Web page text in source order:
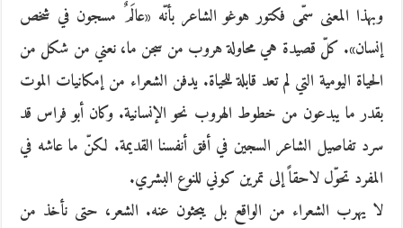
وبهذا المعنى سمّى فكتور هوغو الشاعر بأنّه «عالَمٌ مسجون في شخص
إنسان». كلّ قصيدة هي محاولة هروب من سجن ما، نعني من شكل من
الحياة اليومية التي لم تعد قابلة للحياة. يدفن الشعراء من إمكانيات الموت
بقدر ما يبدعون من خطوط الهروب نحو الإنسانية. وكان أبو فراس قد
سرد تفاصيل الشاعر السجين في أفق أنفسنا القديمة. لكنّ ما عاشه في
المفرد تحوّل لاحقاً إلى تمرين كوني للنوع البشري.
لا يهرب الشعراء من الواقع بل يبحثون عنه. الشعر، حتى نأخذ من